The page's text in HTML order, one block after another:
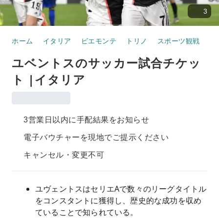
3
ホーム イタリア ピエモンテ トリノ スポーツ観戦
ユベントスのサッカー試合チケッ
ト |イタリア
3営業日以内に手配結果をお知らせ
電子バウチャーを現地でご提示ください
キャンセル・変更不可
ユヴェントスはセリエAで数々のリーグタイトル
をコンスタントに獲得し、歴史的な成功を収め
ていることで知られている。